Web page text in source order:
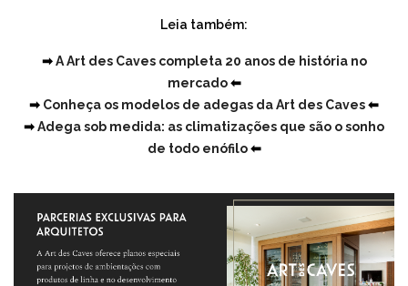
Leia também:
➡A Art des Caves completa 20 anos de história no
mercado⬅
➡ Conheça os modelos de adegas da Art des Caves⬅
➡Adega sob medida: as climatizações que são o sonho
de todo enófilo⬅